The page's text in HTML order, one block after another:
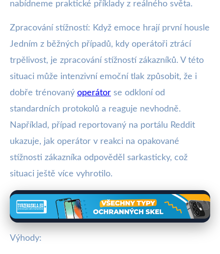
nabídneme praktické příklady z reálného světa.
Zpracování stížností: Když emoce hrají první housle
Jedním z běžných případů, kdy operátoři ztrácí
trpělivost, je zpracování stížností zákazníků. V této
situaci může intenzivní emoční tlak způsobit, že i
dobře trénovaný operátor se odkloní od
standardních protokolů a reaguje nevhodně.
Například, případ reportovaný na portálu Reddit
ukazuje, jak operátor v reakci na opakované
stížnosti zákazníka odpověděl sarkasticky, což
situaci ještě více vyhrotilo.
Výhody: